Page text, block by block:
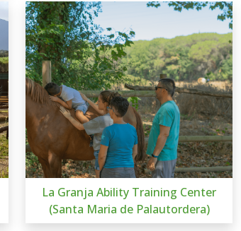
La Granja Ability Training Center
(Santa Maria de Palautordera)